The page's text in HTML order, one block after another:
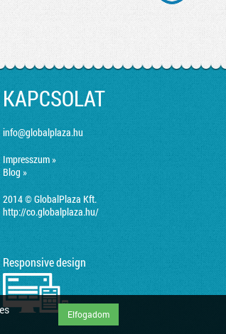
Elfogadom
KAPCSOLAT
info@globalplaza.hu
Impresszum »
Blog »
2014 © GlobalPlaza Kft.
http://co.globalplaza.hu/
Responsive design